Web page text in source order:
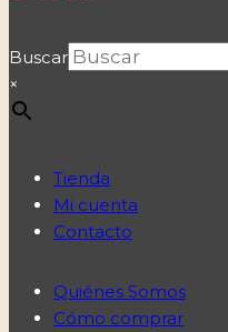
Buscar
×
Tienda
Mi cuenta
Contacto
Quiénes Somos
Cómo comprar